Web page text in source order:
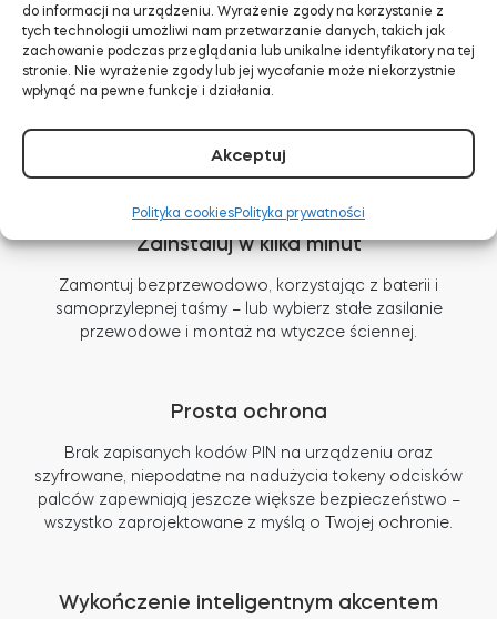
do informacji na urządzeniu. Wyrażenie zgody na korzystanie z
tych technologii umożliwi nam przetwarzanie danych, takich jak
zachowanie podczas przeglądania lub unikalne identyfikatory na tej
stronie. Nie wyrażenie zgody lub jej wycofanie może niekorzystnie
wpłynąć na pewne funkcje i działania.
Akceptuj
Polityka cookiesPolityka prywatności
Klucz, który zawsze masz przy sobie
Zamykaj i otwieraj drzwi bezpiecznym kodem PIN o
odwiedzających lub pracowników.
Zainstaluj w kilka minut
Zamontuj bezprzewodowo, korzystając z baterii i
samoprzylepnej taśmy – lub wybierz stałe zasilanie
przewodowe i montaż na wtyczce ściennej.
Prosta ochrona
Brak zapisanych kodów PIN na urządzeniu oraz
szyfrowane, niepodatne na nadużycia tokeny odcisków
palców zapewniają jeszcze większe bezpieczeństwo –
wszystko zaprojektowane z myślą o Twojej ochronie.
Wykończenie inteligentnym akcentem